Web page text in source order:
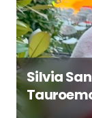
Silvia
«Todas